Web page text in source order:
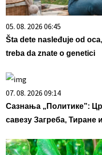
05. 08. 2026 06:45
Šta dete nasleđuje od
treba da znate o genetici
07. 08. 2026 09:14
Сазнања „Политике”:
савезу Загреба, Тиране